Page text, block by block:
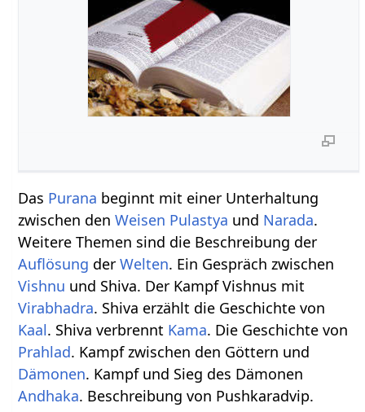
Das Purana beginnt mit einer Unterhaltung
zwischen denWeisen Pulastya und Narada.
Weitere Themen sind die Beschreibung der
Auflösung derWelten. Ein Gespräch zwischen
Vishnu und Shiva. Der Kampf Vishnus mit
Virabhadra. Shiva erzählt die Geschichte von
Kaal. Shiva verbrennt Kama. Die Geschichte von
Prahlad. Kampf zwischen den Göttern und
Dämonen. Kampf und Sieg des Dämonen
Andhaka. Beschreibung von Pushkaradvip.